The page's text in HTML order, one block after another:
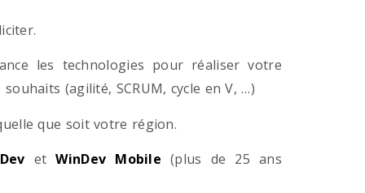
les technologies pour réaliser votre
(agilité, SCRUM, cycle en V, …)
que soit votre région.
et WinDev Mobile (plus de 25 ans